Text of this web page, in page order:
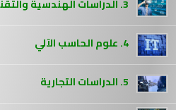
3. الدراسات الهندسية والتقنية
4. علوم الحاسب الآلي
5. الدراسات التجارية